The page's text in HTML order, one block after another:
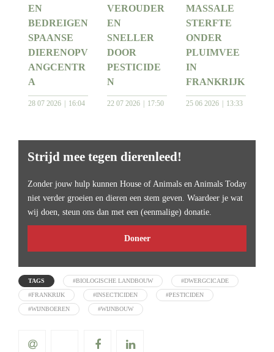
EN
BEDREIGEN
SPAANSE
DIERENOPV
ANGCENTR
A
28 07 2026 16:04
VEROUDER
EN
SNELLER
DOOR
PESTICIDE
N
22 07 2026 17:50
MASSALE
STERFTE
ONDER
PLUIMVEE
IN
FRANKRIJK
25 06 2026 13:33
Strijd mee tegen dierenleed!
Zonder jouw hulp kunnen House of Animals en Animals Today
niet verder groeien en dieren een stem geven. Waardeer je wat
wij doen, steun ons dan met een (eenmalige) donatie.
Doneer
TAGS #BIOLOGISCHE LANDBOUW #DWERGCICADE
#FRANKRIJK #INSECTICIDEN #PESTICIDEN
#WIJNBOEREN #WIJNBOUW